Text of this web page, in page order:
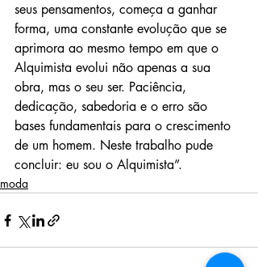
seus pensamentos, começa a ganhar
forma, uma constante evolução que se
aprimora ao mesmo tempo em que o
Alquimista evolui não apenas a sua
obra, mas o seu ser. Paciência,
dedicação, sabedoria e o erro são
bases fundamentais para o crescimento
de um homem. Neste trabalho pude
concluir: eu sou o Alquimista”.
moda